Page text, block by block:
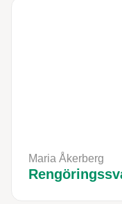
Maria Åkerberg